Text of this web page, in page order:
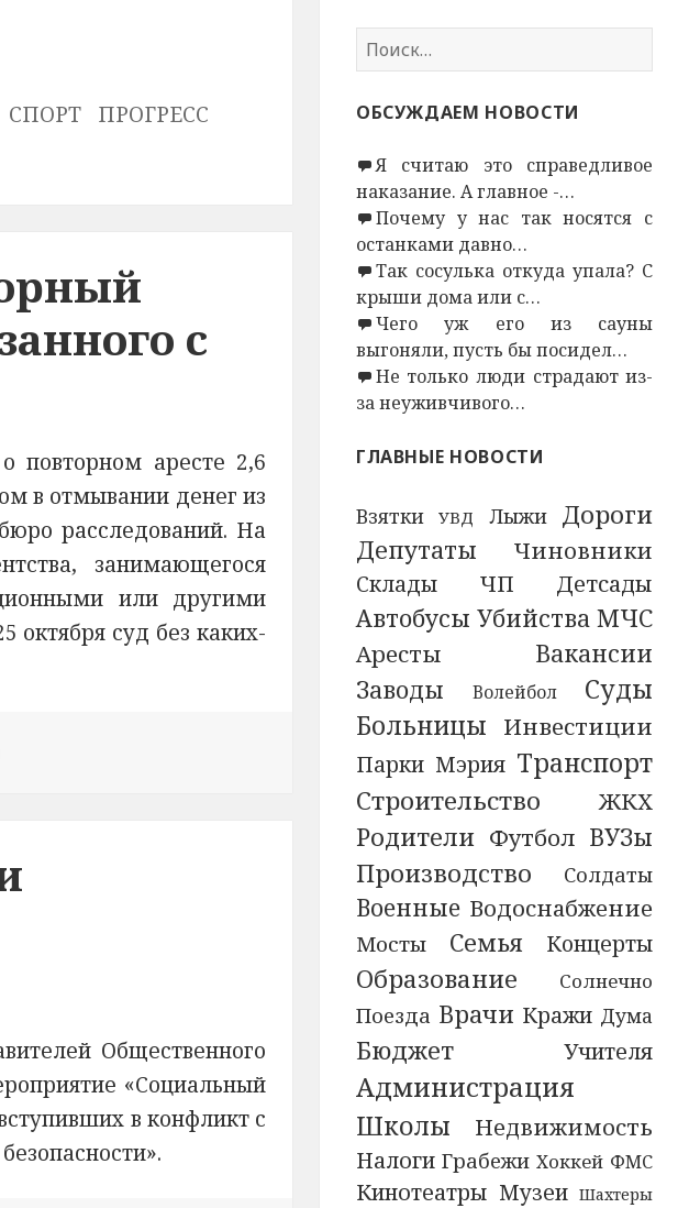
СПОРТ
ПРОГРЕСС
Н
а
т
:
ОБСУЖДАЕМ НОВОСТИ
Я считаю это справедливое
наказание. А главное -…
Почему у нас так носятся с
останками давно…
Так сосулька откуда упала? С
крыши дома или с…
Чего уж его из сауны
выгоняли, пусть бы посидел…
Не только люди страдают из-
за неуживчивого…
ГЛАВНЫЕ НОВОСТИ
Взятки УВД Лыжи Дороги
Депутаты Чиновники
Склады ЧП Детсады
Автобусы Убийства МЧС
Аресты
Вакансии
Заводы
Волейбол Суды
Больницы Инвестиции
Парки Мэрия Транспорт
Строительство
ЖКХ
Родители Футбол ВУЗы
Производство Солдаты
Военные Водоснабжение
Мосты Семья Концерты
Образование Солнечно
Поезда Врачи Кражи Дума
Бюджет Учителя
Администрация
Школы
Недвижимость
Налоги Грабежи Хоккей ФМС
Кинотеатры Музеи Шахтеры
с
повторном аресте 2,6
в отмывании денег из
расследований. На
занимающегося
или другими
октября суд без каких-
Общественного
«Социальный
в конфликт с